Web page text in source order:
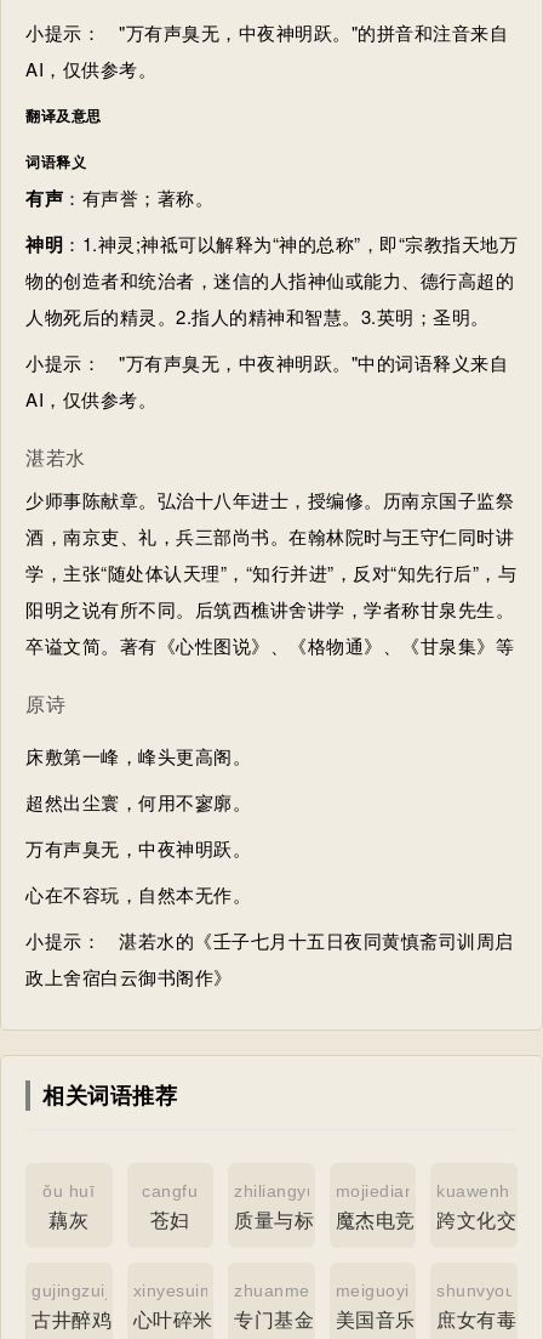
小提示：
"万有声臭无，中夜神明跃。"的拼音和注音来自
AI，仅供参考。
翻译及意思
词语释义
有声 ：有声誉；著称。
神明 ：1.神灵;神祗可以解释为“神的总称”，即“宗教指天地万
物的创造者和统治者，迷信的人指神仙或能力、德行高超的
人物死后的精灵。2.指人的精神和智慧。3.英明；圣明。
小提示：
"万有声臭无，中夜神明跃。"中的词语释义来自
AI，仅供参考。
湛若水
少师事陈献章。弘治十八年进士，授编修。历南京国子监祭
酒，南京吏、礼，兵三部尚书。在翰林院时与王守仁同时讲
学，主张“随处体认天理”，“知行并进”，反对“知先行后”，与
阳明之说有所不同。后筑西樵讲舍讲学，学者称甘泉先生。
卒谥文简。著有《心性图说》、《格物通》、《甘泉集》等
原诗
床敷第一峰，峰头更高阁。
超然出尘寰，何用不寥廓。
万有声臭无，中夜神明跃。
心在不容玩，自然本无作。
小提示：
湛若水的《壬子七月十五日夜同黄慎斋司训周启
政上舍宿白云御书阁作》
相关词语推荐
ǒu huī
藕灰
cangfu
苍妇
zhiliangyubiaozhunhua
质量与标准化
mojiedianjing
魔杰电竞 跨文化交流
gujingzuiji
古井醉鸡
xinyesuimiqi
心叶碎米荠
zhuanmenjijin
专门基金
meiguoyinlezhilv
美国音乐之旅
shunvyoudu
庶女有毒